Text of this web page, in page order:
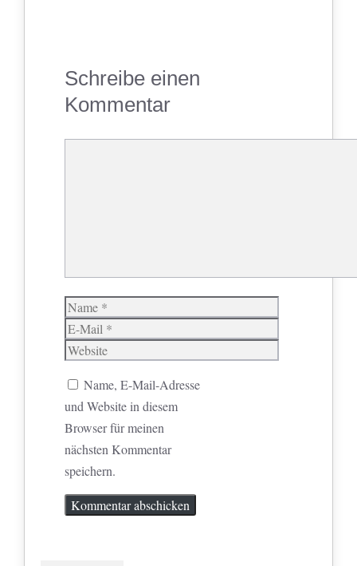
Schreibe einen
Kommentar
Name
E-
Mail
Website
Name, E-Mail-Adresse
und Website in diesem
Browser für meinen
nächsten Kommentar
speichern.